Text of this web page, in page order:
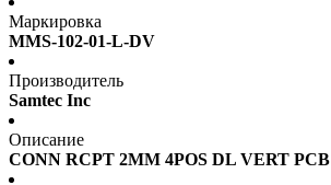
Маркировка
MMS-102-01-L-DV
Производитель
Samtec Inc
Описание
CONN RCPT 2MM 4POS DL VERT PCB